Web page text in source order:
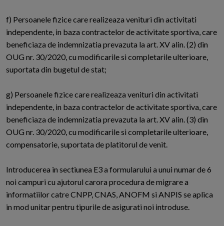
f) Persoanele fizice care realizeaza venituri din activitati
independente, in baza contractelor de activitate sportiva, care
beneficiaza de indemnizatia prevazuta la art. XV alin. (2) din
OUG nr. 30/2020, cu modificarile si completarile ulterioare,
suportata din bugetul de stat;
g) Persoanele fizice care realizeaza venituri din activitati
independente, in baza contractelor de activitate sportiva, care
beneficiaza de indemnizatia prevazuta la art. XV alin. (3) din
OUG nr. 30/2020, cu modificarile si completarile ulterioare,
compensatorie, suportata de platitorul de venit.
Introducerea in sectiunea E3 a formularului a unui numar de 6
noi campuri cu ajutorul carora procedura de migrare a
informatiilor catre CNPP, CNAS, ANOFM si ANPIS se aplica
in mod unitar pentru tipurile de asigurati noi introduse.